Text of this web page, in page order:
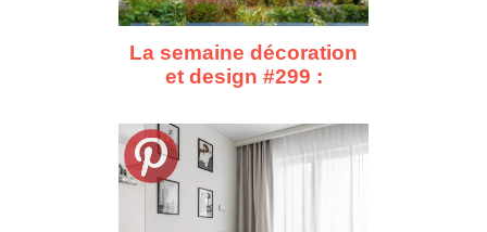
La semaine décoration
et design #299 :
Town, dix repérages
déco